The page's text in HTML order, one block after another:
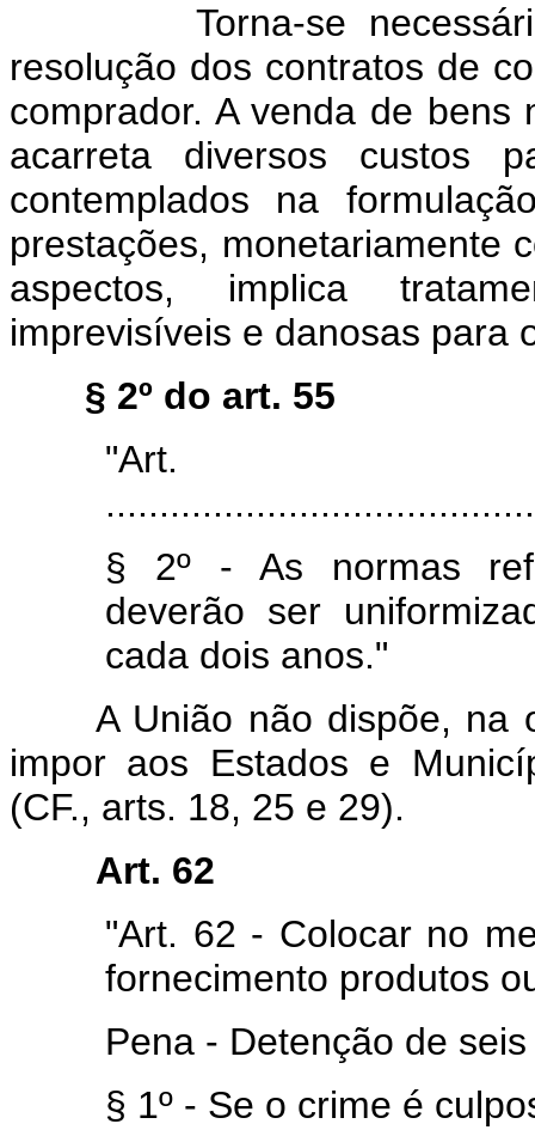
Torna-se necessário
resolução dos contratos de
comprador. A venda de bens
acarreta diversos custos
contemplados na
prestações, monetariamente
aspectos, implica
imprevisíveis e danosas para
§ 2º do art. 55
§ 2º - As normas
deverão ser
cada dois anos."
A União não dispõe, na
impor aos Estados e
(CF., arts. 18, 25 e 29).
Art. 62
"Art. 62 - Colocar no
fornecimento produtos
Pena - Detenção de
§ 1º - Se o crime é